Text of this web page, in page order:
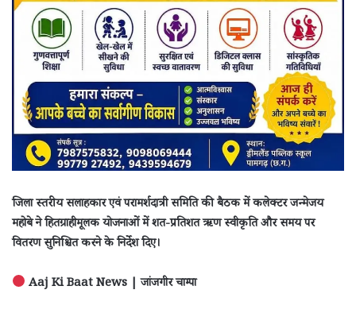
जिला स्तरीय सलाहकार एवं परामर्शदात्री समिति की बैठक में कलेक्टर जन्मेजय
महोबे ने हितग्राहीमूलक योजनाओं में शत-प्रतिशत ऋण स्वीकृति और समय पर
वितरण सुनिश्चित करने के निर्देश दिए।
Aaj Ki Baat News | जांजगीर चाम्पा